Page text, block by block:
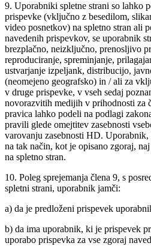
9. Uporabniki spletne strani so lahko
prispevke (vključno z besedilom,
video posnetkov) na spletno stran ali
navedenih prispevkov, se uporabnik
brezplačno, neizključno, prenosljivo
reproduciranje, spreminjanje,
ustvarjanje izpeljank, distribucijo,
(neomejeno geografsko) in / ali za
v druge prispevke, v vseh sedaj
novorazvitih medijih v prihodnosti za
pravica lahko podeli na podlagi
pravili glede omejtitev zasebnosti
varovanju zasebnosti HD.
na tak način, kot je opisano zgoraj,
na spletno stran.
10. Poleg sprejemanja člena 9, s
spletni strani, uporabnik jamči:
a) da je predloženi prispevek
b) da ima uporabnik, ki je prispevek
uporabo prispevka za vse zgoraj